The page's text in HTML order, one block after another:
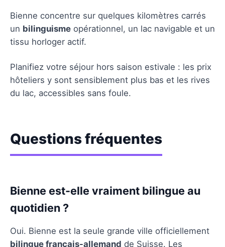
Bienne concentre sur quelques kilomètres carrés
un bilinguisme opérationnel, un lac navigable et un
tissu horloger actif.
Planifiez votre séjour hors saison estivale : les prix
hôteliers y sont sensiblement plus bas et les rives
du lac, accessibles sans foule.
Questions fréquentes
Bienne est-elle vraiment bilingue au
quotidien ?
Oui. Bienne est la seule grande ville officiellement
bilingue français-allemand de Suisse. Les